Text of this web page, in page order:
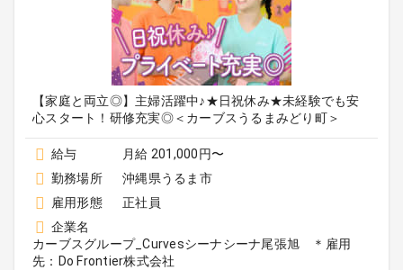
【家庭と両立◎】主婦活躍中♪★日祝休み★未経験でも安
心スタート！研修充実◎＜カーブスうるまみどり町＞
給与
月給 201,000円〜
勤務場所
沖縄県うるま市
雇用形態
正社員
企業名
カーブスグループ_Curvesシーナシーナ尾張旭 ＊雇用
先：Do Frontier株式会社